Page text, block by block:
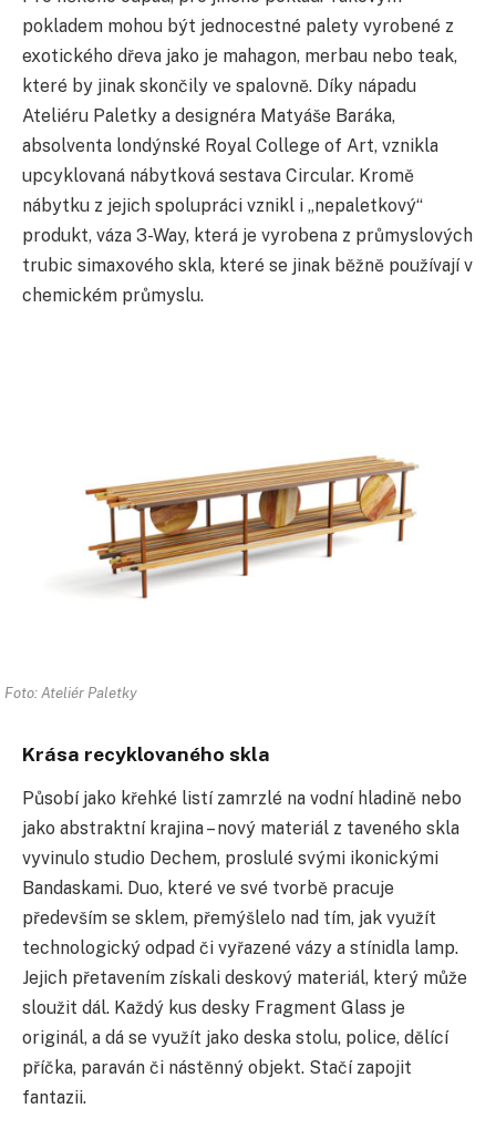
pokladem mohou být jednocestné palety vyrobené z
exotického dřeva jako je mahagon, merbau nebo teak,
které by jinak skončily ve spalovně. Díky nápadu
Ateliéru Paletky a designéra Matyáše Baráka,
absolventa londýnské Royal College of Art, vznikla
upcyklovaná nábytková sestava Circular. Kromě
nábytku z jejich spolupráci vznikl i „nepaletkový“
produkt, váza 3-Way, která je vyrobena z průmyslových
trubic simaxového skla, které se jinak běžně používají v
chemickém průmyslu.
Foto: Ateliér Paletky
Krása recyklovaného skla
Působí jako křehké listí zamrzlé na vodní hladině nebo
jako abstraktní krajina – nový materiál z taveného skla
vyvinulo studio Dechem, proslulé svými ikonickými
Bandaskami. Duo, které ve své tvorbě pracuje
především se sklem, přemýšlelo nad tím, jak využít
technologický odpad či vyřazené vázy a stínidla lamp.
Jejich přetavením získali deskový materiál, který může
sloužit dál. Každý kus desky Fragment Glass je
originál, a dá se využít jako deska stolu, police, dělící
příčka, paraván či nástěnný objekt. Stačí zapojit
fantazii.